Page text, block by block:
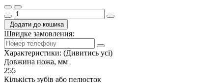
Додати до кошика
Швидке замовлення:
Характеристики: (Дивитись усі)
Довжина ножа, мм
255
Кількість зубів або пелюсток